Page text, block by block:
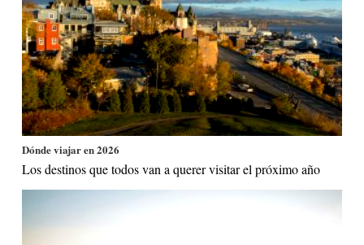
Dónde viajar en 2026
Los destinos que todos van a querer visitar el próximo año